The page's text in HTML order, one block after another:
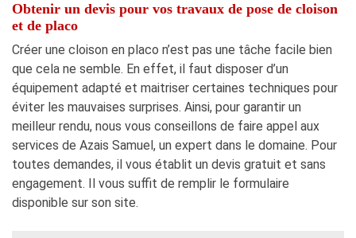
Obtenir un devis pour vos travaux de pose de cloison
et de placo
Créer une cloison en placo n’est pas une tâche facile bien
que cela ne semble. En effet, il faut disposer d’un
équipement adapté et maitriser certaines techniques pour
éviter les mauvaises surprises. Ainsi, pour garantir un
meilleur rendu, nous vous conseillons de faire appel aux
services de Azais Samuel, un expert dans le domaine. Pour
toutes demandes, il vous établit un devis gratuit et sans
engagement. Il vous suffit de remplir le formulaire
disponible sur son site.